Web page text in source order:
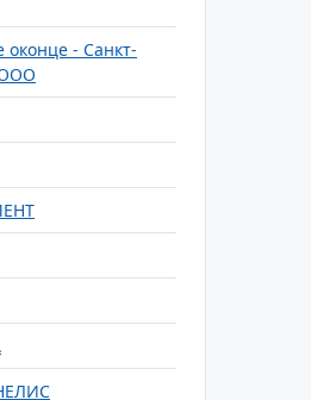
оконце - Санкт-
ООО